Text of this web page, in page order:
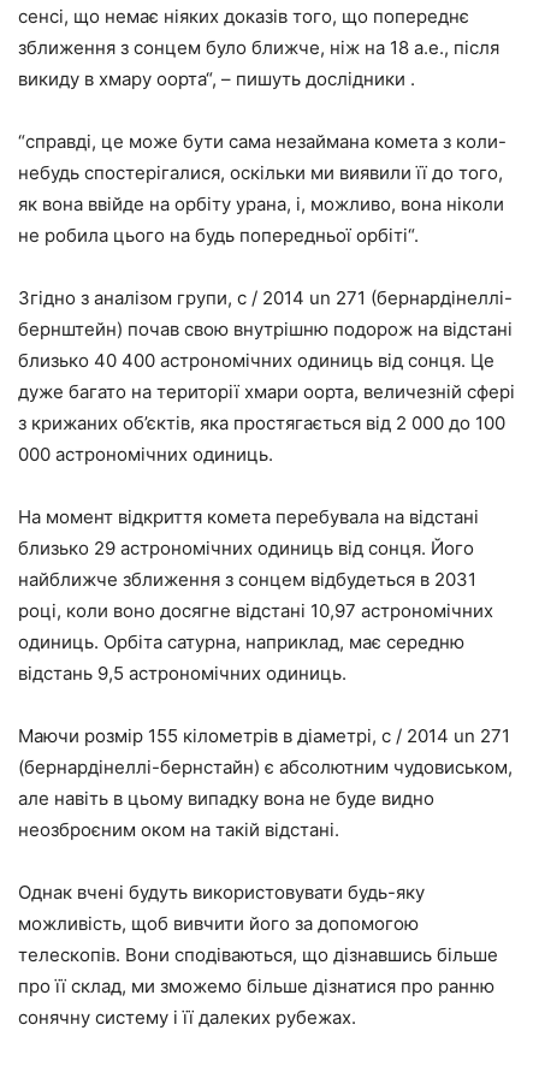
сенсі, що немає ніяких доказів того, що попереднє
зближення з сонцем було ближче, ніж на 18 а.е., після
викиду в хмару оорта“, – пишуть дослідники .
“справді, це може бути сама незаймана комета з коли-
небудь спостерігалися, оскільки ми виявили її до того,
як вона ввійде на орбіту урана, і, можливо, вона ніколи
не робила цього на будь попередньої орбіті“.
Згідно з аналізом групи, c / 2014 un 271 (бернардінеллі-
бернштейн) почав свою внутрішню подорож на відстані
близько 40 400 астрономічних одиниць від сонця. Це
дуже багато на території хмари оорта, величезній сфері
з крижаних об’єктів, яка простягається від 2 000 до 100
000 астрономічних одиниць.
На момент відкриття комета перебувала на відстані
близько 29 астрономічних одиниць від сонця. Його
найближче зближення з сонцем відбудеться в 2031
році, коли воно досягне відстані 10,97 астрономічних
одиниць. Орбіта сатурна, наприклад, має середню
відстань 9,5 астрономічних одиниць.
Маючи розмір 155 кілометрів в діаметрі, c / 2014 un 271
(бернардінеллі-бернстайн) є абсолютним чудовиськом,
але навіть в цьому випадку вона не буде видно
неозброєним оком на такій відстані.
Однак вчені будуть використовувати будь-яку
можливість, щоб вивчити його за допомогою
телескопів. Вони сподіваються, що дізнавшись більше
про її склад, ми зможемо більше дізнатися про ранню
сонячну систему і її далеких рубежах.